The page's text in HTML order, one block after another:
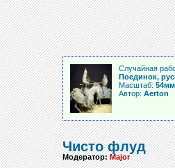
Случайная
Поединок,
Масштаб: 54мм
Автор: Aerton
Чисто флуд
Модератор:Major